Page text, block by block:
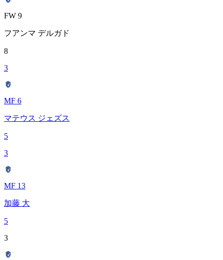
FW 9
フアンマ デルガド
8
3
MF 6
マテウス ジェズス
5
3
MF 13
加藤 大
5
3